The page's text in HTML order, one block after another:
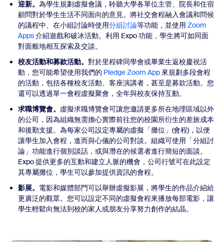
迎新。 為學生規劃虛擬會議，聆聽大學各單位主管、院長和住宿
顧問對於學生生活不同面向的意見。將社交會程融入會議和問候
的議程中、在小組討論時使用分組討論等功能，並使用 Zoom
Apps介紹遊戲和破冰活動。利用 Expo 功能，學生將可如同面
對面般地相互探索及交談。
校友活動和募款活動。 對於里程碑同學會或畢業生返校慶祝活
動，您可能希望使用我們的 Pledge Zoom App來規劃多段會程
的活動，包括各種校友活動、客座演講者，甚至是募款活動。您
還可以透過單一會程虛擬聚會，全年與校友保持互動。
求職博覽會。 虛擬求職博覽會可讓您邀請更多所在地理區域以外
的公司，因為組織無需擔心實際前往您的校園所衍生的差旅成本
和後勤支援。為每家公司設定專屬的虛擬「攤位」(會程)，以便
讓學生加入會程，進而與心儀的公司對談。組織可使用「分組討
論」功能進行個別談話，或與潛在的候選者進行簡短的面談。
Expo 提供更多的互動和建立人脈的機會，公司行號可在此設定
其專屬攤位，學生可以參加提供資訊的會程。
影展。 電影和媒體部門可以舉辦虛擬影展，將學生的作品介紹給
更廣泛的觀眾。您可以設定不同的虛擬會程來播放每部電影，讓
學生輕鬆向無法到校的家人或朋友分享努力創作的結晶。